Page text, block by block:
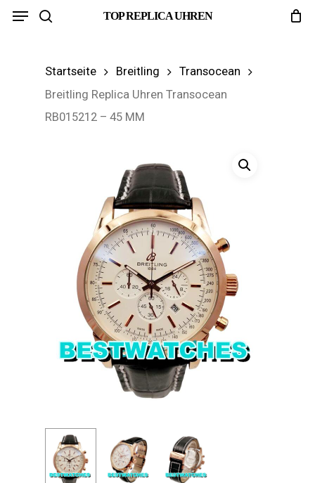
Skip
TOP REPLICA UHREN
Menu
Startseite Breitling
Transocean
Breitling Replica Uhren Transocean
RB015212 – 45 MM